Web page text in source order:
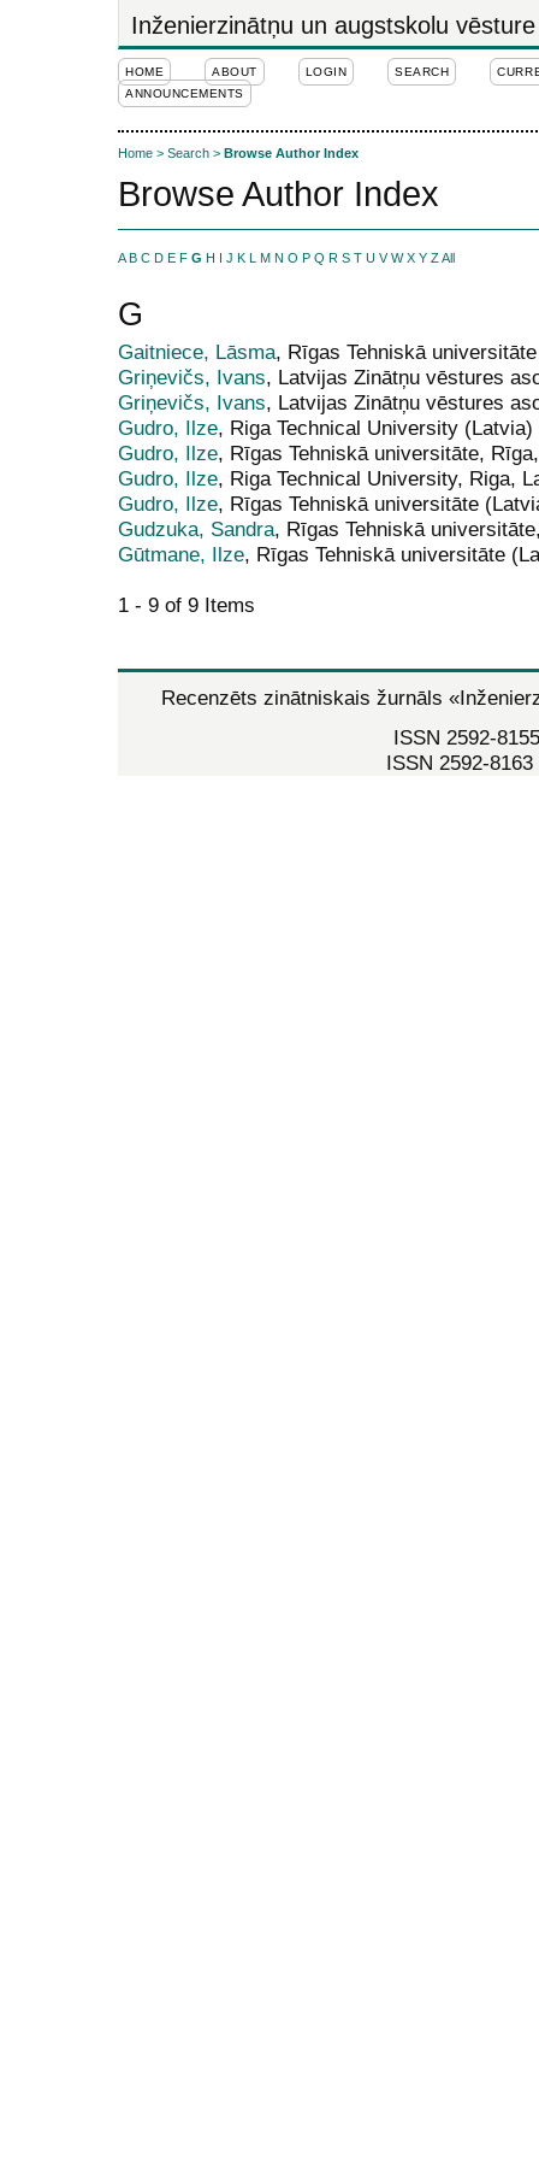
Inženierzinātņu un augstskolu vēsture
HOME ABOUT LOGIN SEARCH
ANNOUNCEMENTS
Home > Search > Browse Author Index
Browse Author Index
A B C D E F G H I J K L M N O P Q R S T U V W X Y ZAll
G
Gaitniece, Lāsma, Rīgas Tehniskā
Griņevičs, Ivans, Latvijas Zinātņu vēstures
Griņevičs, Ivans, Latvijas Zinātņu vēstures
Gudro, Ilze, Riga Technical University (Latvia)
Gudro, Ilze, Rīgas Tehniskā universitāte,
Gudro, Ilze, Riga Technical University, Riga,
Gudro, Ilze, Rīgas Tehniskā universitāte
Gudzuka, Sandra, Rīgas Tehniskā
Gūtmane, Ilze, Rīgas Tehniskā universitāte
1 - 9 of 9 Items
Recenzēts zinātniskais žurnāls
ISSN 2592-
ISSN 2592-8163